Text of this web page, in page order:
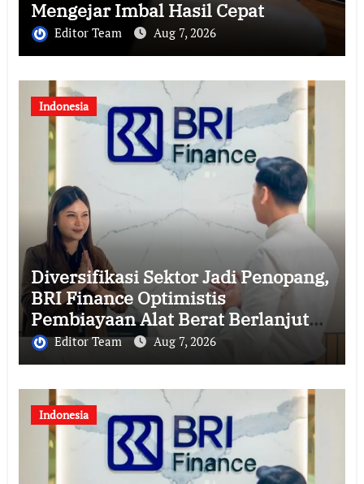
Mengejar Imbal Hasil Cepat
Editor Team Aug 7, 2026
Indonesia
Diversifikasi Sektor Jadi Penopang,
BRI Finance Optimistis
Pembiayaan Alat Berat Berlanjut
hingga Akhir 2026
Editor Team Aug 7, 2026
Indonesia